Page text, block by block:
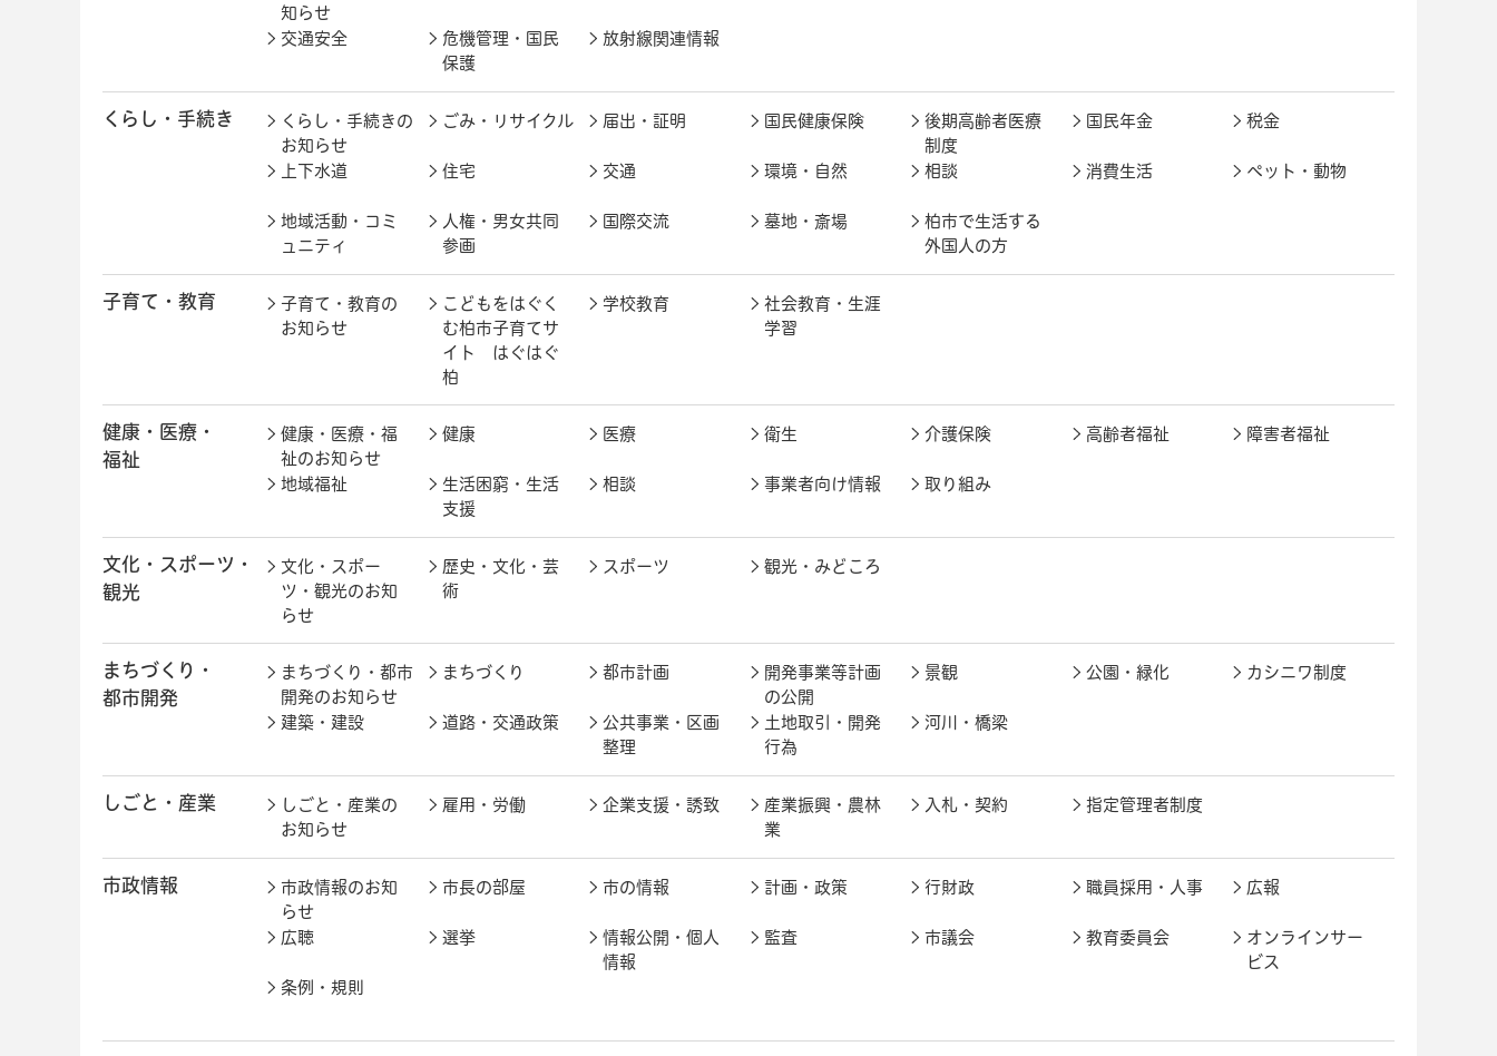
知らせ
交通安全
危機管理・国民
保護
放射線関連情報
くらし・手続き
くらし・手続きの
お知らせ
ごみ・リサイクル 届出・証明 国民健康保険
後期高齢者医療
制度
国民年金 税金
上下水道 住宅 交通 環境・自然 相談 消費生活 ペット・動物
地域活動・コミ
ュニティ
人権・男女共同
参画
国際交流 墓地・斎場
柏市で生活する
外国人の方
子育て・教育
子育て・教育の
お知らせ
こどもをはぐく
む柏市子育てサ
イト はぐはぐ
柏
学校教育
社会教育・生涯
学習
健康・医療・
福祉
健康・医療・福
祉のお知らせ
健康 医療 衛生 介護保険 高齢者福祉 障害者福祉
地域福祉
生活困窮・生活
支援
相談 事業者向け情報 取り組み
文化・スポーツ・
観光
文化・スポー
ツ・観光のお知
らせ
歴史・文化・芸
術
スポーツ 観光・みどころ
まちづくり・
都市開発
まちづくり・都市
開発のお知らせ
まちづくり 都市計画
開発事業等計画
の公開
景観 公園・緑化 カシニワ制度
建築・建設 道路・交通政策
公共事業・区画
整理
土地取引・開発
行為
河川・橋梁
しごと・産業
しごと・産業の
お知らせ
雇用・労働 企業支援・誘致
産業振興・農林
業
入札・契約 指定管理者制度
市政情報
市政情報のお知
らせ
市長の部屋 市の情報 計画・政策 行財政 職員採用・人事 広報
広聴 選挙
情報公開・個人
情報
監査 市議会 教育委員会
オンラインサー
ビス
条例・規則